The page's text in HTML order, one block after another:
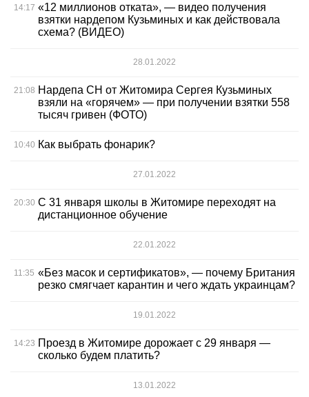
14:17 «12 миллионов отката», — видео получения
взятки нардепом Кузьминых и как действовала
схема? (ВИДЕО)
28.01.2022
21:08 Нардепа СН от Житомира Сергея Кузьминых
взяли на «горячем» — при получении взятки 558
тысяч гривен (ФОТО)
10:40 Как выбрать фонарик?
27.01.2022
20:30 С 31 января школы в Житомире переходят на
дистанционное обучение
22.01.2022
11:35 «Без масок и сертификатов», — почему Британия
резко смягчает карантин и чего ждать украинцам?
19.01.2022
14:23 Проезд в Житомире дорожает с 29 января —
сколько будем платить?
13.01.2022